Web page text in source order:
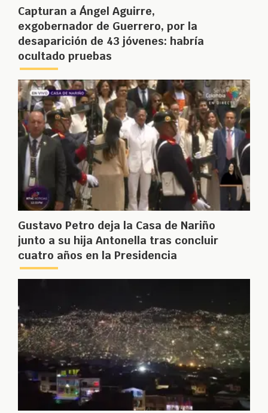
Capturan a Ángel Aguirre,
exgobernador de Guerrero, por la
desaparición de 43 jóvenes: habría
ocultado pruebas
Gustavo Petro deja la Casa de Nariño
junto a su hija Antonella tras concluir
cuatro años en la Presidencia